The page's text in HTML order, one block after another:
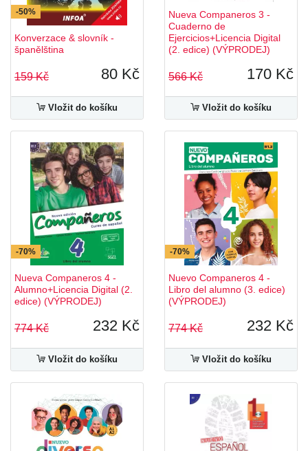
-50%
Konverzace & slovník -
španělština
159 Kč 80 Kč
Vložit do košíku
Nueva Companeros 3 -
Cuaderno de
Ejercicios+Licencia Digital
(2. edice) (VÝPRODEJ)
566 Kč 170 Kč
Vložit do košíku
-70%
Nueva Companeros 4 -
Alumno+Licencia Digital (2.
edice) (VÝPRODEJ)
774 Kč 232 Kč
Vložit do košíku
-70%
Nuevo Companeros 4 -
Libro del alumno (3. edice)
(VÝPRODEJ)
774 Kč 232 Kč
Vložit do košíku